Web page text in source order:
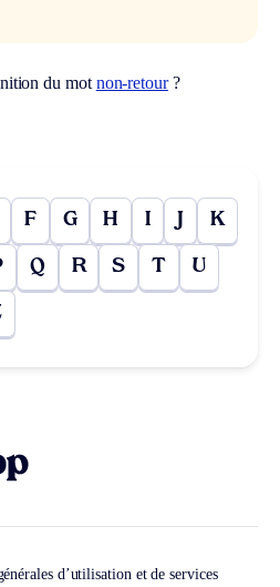
du mot non-retour?
F G H I J K
Q R S T U
d’utilisation et de services